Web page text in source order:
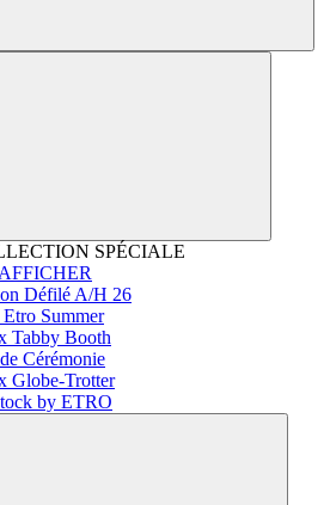
SPÉCIALE
Défilé A/H 26
Summer
Tabby Booth
Cérémonie
Globe-Trotter
by ETRO